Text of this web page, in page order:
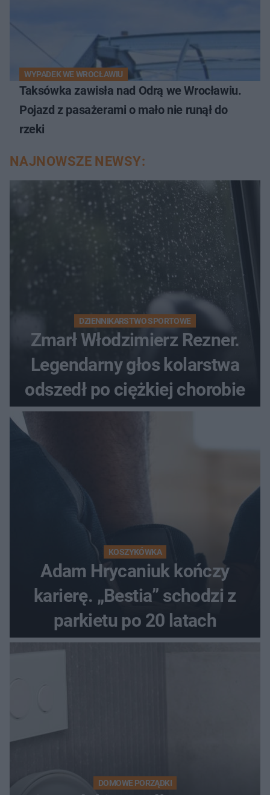
WYPADEK WE WROCŁAWIU
Taksówka zawisła nad Odrą we Wrocławiu.
Pojazd z pasażerami o mało nie runął do
rzeki
NAJNOWSZE NEWSY:
DZIENNIKARSTWO SPORTOWE
Zmarł Włodzimierz Rezner.
Legendarny głos kolarstwa
odszedł po ciężkiej chorobie
KOSZYKÓWKA
Adam Hrycaniuk kończy
karierę. „Bestia” schodzi z
parkietu po 20 latach
DOMOWE PORZĄDKI